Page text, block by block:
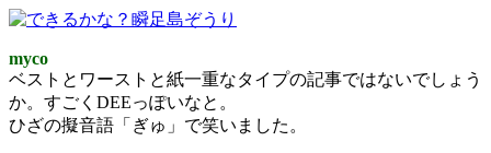
myco
ベストとワーストと紙一重なタイプの記事ではないでしょう
か。すごくDEEっぽいなと。
ひざの擬音語「ぎゅ」で笑いました。